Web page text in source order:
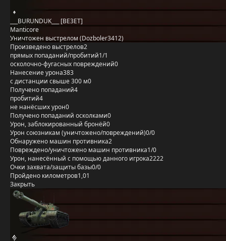
___BURUNDUK___ [BE3ET]
Manticore
Уничтожен выстрелом (Dozboler3412)
Произведено выстрелов2
прямых попаданий/пробитий1/1
осколочно-фугасных повреждений0
Нанесение урона383
с дистанции свыше 300 м0
Получено попаданий4
пробитий4
не нанёсших урон0
Получено попаданий осколками0
Урон, заблокированный бронёй0
Урон союзникам (уничтожено/повреждений)0/0
Обнаружено машин противника2
Повреждено/уничтожено машин противника1/0
Урон, нанесённый с помощью данного игрока2222
Очки захвата/защиты базы0/0
Пройдено километров1,01
Закрыть